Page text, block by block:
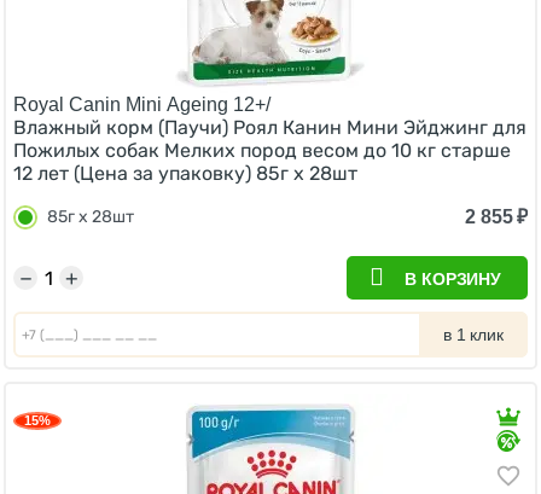
Royal Canin Mini Ageing 12+/
Влажный корм (Паучи) Роял Канин Мини Эйджинг для
Пожилых собак Мелких пород весом до 10 кг старше
12 лет (Цена за упаковку) 85г х 28шт
85г х 28шт 2 855₽
+
− В КОРЗИНУ
в 1 клик
15%